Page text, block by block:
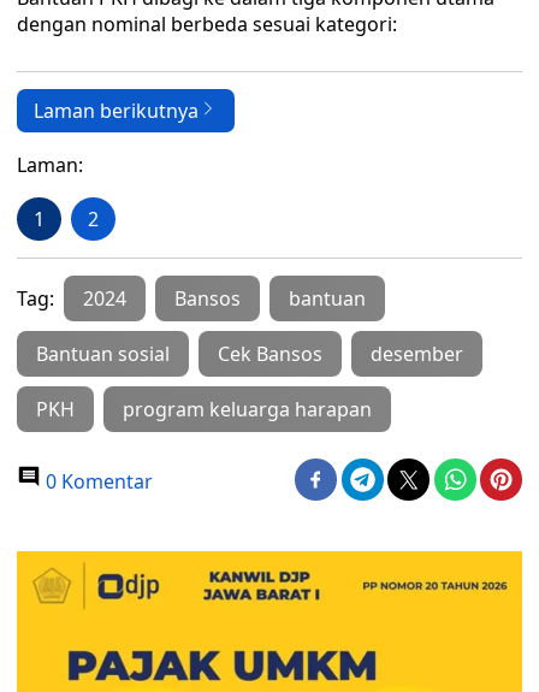
dengan nominal berbeda sesuai kategori:
Laman berikutnya
Laman:
1 2
Tag: 2024 Bansos bantuan
Bantuan sosial Cek Bansos desember
PKH program keluarga harapan
0 Komentar